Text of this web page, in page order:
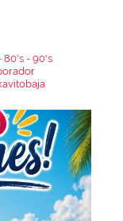
80's - 90's